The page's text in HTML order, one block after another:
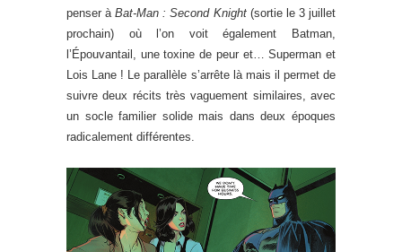
penser àBat-Man : Second Knight(sortie le 3 juillet
prochain) où l’on voit également Batman,
l’Épouvantail, une toxine de peur et… Superman et
Lois Lane ! Le parallèle s’arrête là mais il permet de
suivre deux récits très vaguement similaires, avec
un socle familier solide mais dans deux époques
radicalement différentes.